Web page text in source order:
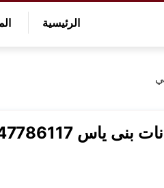
الرئيسية
0547786117